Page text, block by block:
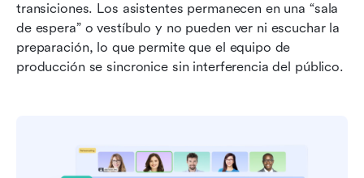
transiciones. Los asistentes permanecen en una “sala
de espera” o vestíbulo y no pueden ver ni escuchar la
preparación, lo que permite que el equipo de
producción se sincronice sin interferencia del público.